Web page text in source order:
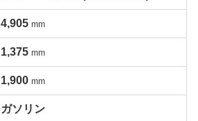
4,905 mm
1,375 mm
1,900 mm
ガソリン